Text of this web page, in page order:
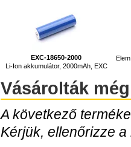
EXC-18650-2000
Li-Ion akkumulátor, 2000mAh, EXC
Vásárolták még
A következő
Kérjük, ellenőrizze